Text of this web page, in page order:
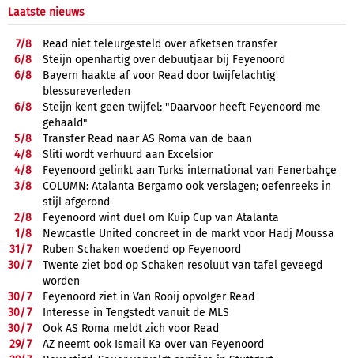
Laatste nieuws
7/8
Read niet teleurgesteld over afketsen transfer
6/8
Steijn openhartig over debuutjaar bij Feyenoord
6/8
Bayern haakte af voor Read door twijfelachtig
blessureverleden
6/8
Steijn kent geen twijfel: "Daarvoor heeft Feyenoord me
gehaald"
5/8
Transfer Read naar AS Roma van de baan
4/8
Sliti wordt verhuurd aan Excelsior
4/8
Feyenoord gelinkt aan Turks international van Fenerbahçe
3/8
COLUMN: Atalanta Bergamo ook verslagen; oefenreeks in
stijl afgerond
2/8
Feyenoord wint duel om Kuip Cup van Atalanta
1/8
Newcastle United concreet in de markt voor Hadj Moussa
31/7
Ruben Schaken woedend op Feyenoord
30/7
Twente ziet bod op Schaken resoluut van tafel geveegd
worden
30/7
Feyenoord ziet in Van Rooij opvolger Read
30/7
Interesse in Tengstedt vanuit de MLS
30/7
Ook AS Roma meldt zich voor Read
29/7
AZ neemt ook Ismail Ka over van Feyenoord